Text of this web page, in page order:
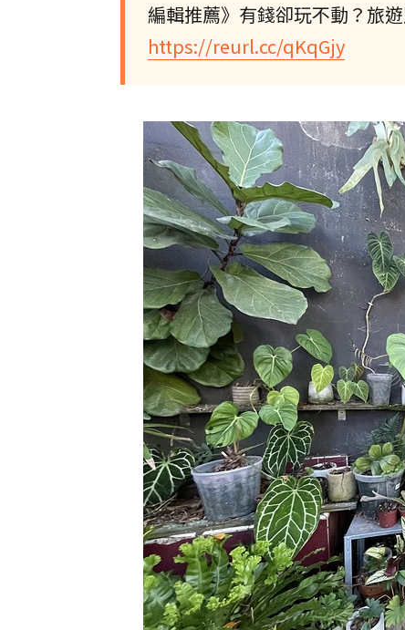
編輯推薦》有錢卻玩不動？旅
https://reurl.cc/qKqGjy